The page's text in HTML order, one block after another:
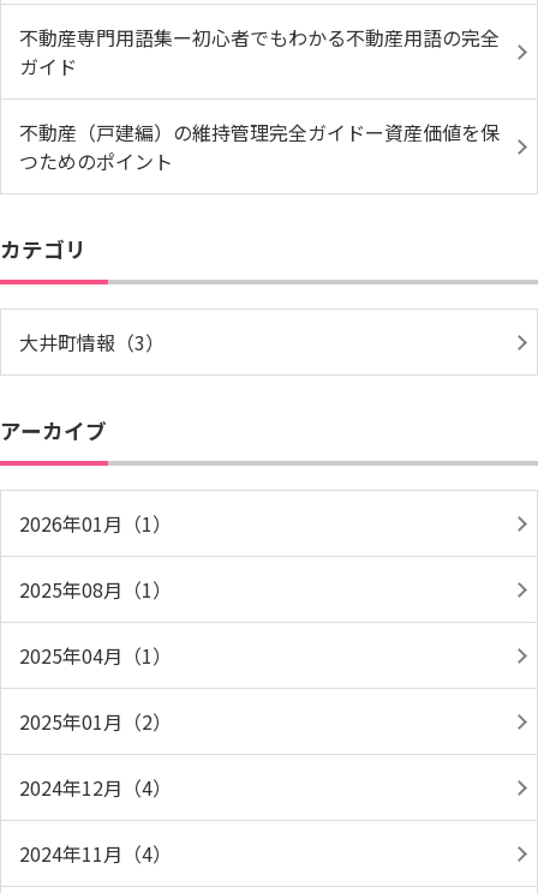
不動産専門用語集ー初心者でもわかる不動産用語の完全
ガイド
不動産（戸建編）の維持管理完全ガイドー資産価値を保
つためのポイント
カテゴリ
大井町情報（3）
アーカイブ
2026年01月（1）
2025年08月（1）
2025年04月（1）
2025年01月（2）
2024年12月（4）
2024年11月（4）